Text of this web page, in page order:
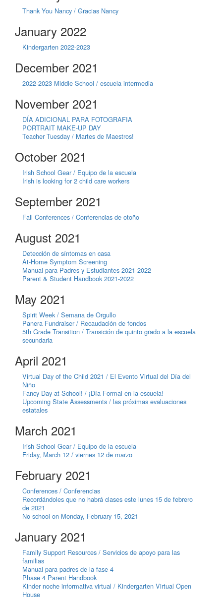
Thank You Nancy / Gracias Nancy
January 2022
Kindergarten 2022-2023
December 2021
2022-2023 Middle School / escuela intermedia
November 2021
DÍA ADICIONAL PARA FOTOGRAFIA
PORTRAIT MAKE-UP DAY
Teacher Tuesday / Martes de Maestros!
October 2021
Irish School Gear / Equipo de la escuela
Irish is looking for 2 child care workers
September 2021
Fall Conferences / Conferencias de otoño
August 2021
Detección de síntomas en casa
At-Home Symptom Screening
Manual para Padres y Estudiantes 2021-2022
Parent & Student Handbook 2021-2022
May 2021
Spirit Week / Semana de Orgullo
Panera Fundraiser / Recaudación de fondos
5th Grade Transition / Transición de quinto grado a la escuela
secundaria
April 2021
Virtual Day of the Child 2021 / El Evento Virtual del Día del
Niño
Fancy Day at School! / ¡Día Formal en la escuela!
Upcoming State Assessments / las próximas evaluaciones
estatales
March 2021
Irish School Gear / Equipo de la escuela
Friday, March 12 / viernes 12 de marzo
February 2021
Conferences / Conferencias
Recordándoles que no habrá clases este lunes 15 de febrero
de 2021
No school on Monday, February 15, 2021
January 2021
Family Support Resources / Servicios de apoyo para las
familias
Manual para padres de la fase 4
Phase 4 Parent Handbook
Kinder noche informativa virtual / Kindergarten Virtual Open
House